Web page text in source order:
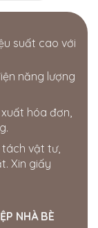
suất cao với
năng lượng
hóa đơn,
tách vật tư,
Xin giấy
NHÀ BÈ